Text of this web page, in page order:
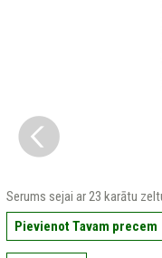
Serums sejai ar 23 karātu
Pievienot Tavam precem